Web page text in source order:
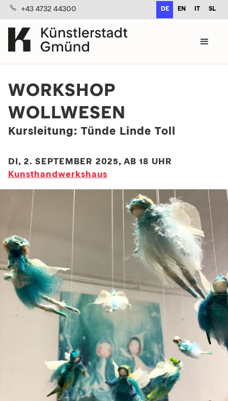
+43 4732 44300 DE EN SL
WORKSHOP
WOLLWESEN
Kursleitung: Tünde Linde Toll
DI, 2. SEPTEMBER 2025, AB 18 UHR
Kunst­handwerks­haus